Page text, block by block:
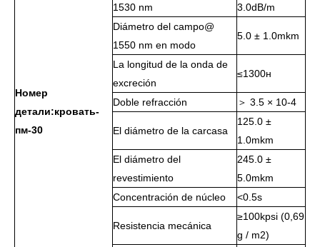
Номер
детали:кровать-
пм-30
1530 nm
3.0dB/m
Diámetro del campo@
1550 nm en modo
5.0 ± 1.0mkm
La longitud de la onda de
excreción
≤1300н
Doble refracción ＞ 3.5 × 10-4
El diámetro de la carcasa
125.0 ±
1.0mkm
El diámetro del
revestimiento
245.0 ±
5.0mkm
Concentración de núcleo
<0.5s
Resistencia mecánica
≥100kpsi (0,69
g / m2)